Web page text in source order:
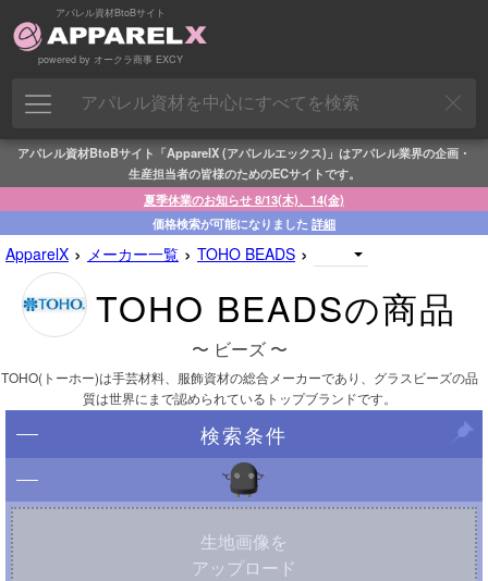
アパレル資材BtoBサイト
powered by オークラ商事 EXCY
アパレル資材BtoBサイト「ApparelX (アパレルエックス)」はアパレル業界の企画・
生産担当者の皆様のためのECサイトです。
夏季休業のお知らせ 8/13(木)、14(金)
価格検索が可能になりました 詳細
ApparelX › メーカー一覧 › TOHO BEADS ›
TOHO BEADSの商品
〜 ビーズ 〜
TOHO(トーホー)は手芸材料、服飾資材の総合メーカーであり、グラスビーズの品
質は世界にまで認められているトップブランドです。
検索条件
生地画像を
アップロード